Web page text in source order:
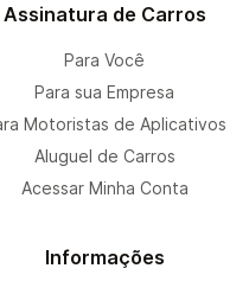
Assinatura de Carros
Para Você
Para sua Empresa
Motoristas de Aplicativos
Aluguel de Carros
Acessar Minha Conta
Informações